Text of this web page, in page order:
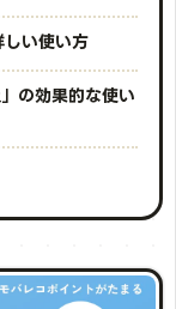
い使い方
の効果的な使い